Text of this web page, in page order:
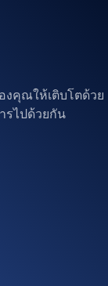
งคุณให้เติบโตด้วย
รไปด้วยกัน